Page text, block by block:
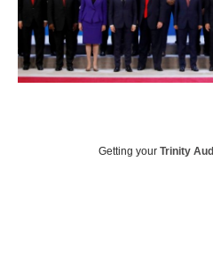
Getting your Trinity